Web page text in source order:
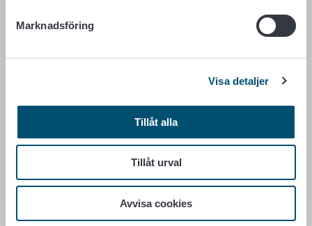
Marknadsföring
Visa detaljer
Tillåt alla
Tillåt urval
Avvisa cookies
PB 100
Dataskydd
Tillgänglighetsutlåtande
Information om webbplatsen
Cookie inställningar